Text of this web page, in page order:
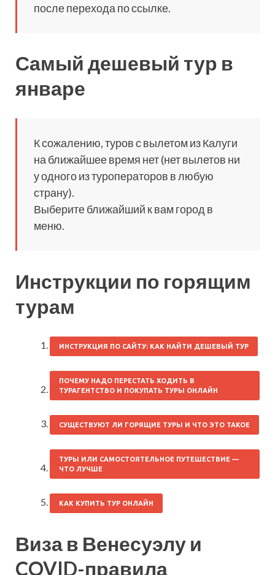
после перехода по ссылке.
Самый дешевый тур в
январе
К сожалению, туров с вылетом из Калуги
на ближайшее время нет (нет вылетов ни
у одного из туроператоров в любую
страну).
Выберите ближайший к вам город в
меню.
Инструкции по горящим
турам
ИНСТРУКЦИЯ ПО САЙТУ: КАК НАЙТИ ДЕШЕВЫЙ ТУР
ПОЧЕМУ НАДО ПЕРЕСТАТЬ ХОДИТЬ В
ТУРАГЕНТСТВО И ПОКУПАТЬ ТУРЫ ОНЛАЙН
СУЩЕСТВУЮТ ЛИ ГОРЯЩИЕ ТУРЫ И ЧТО ЭТО ТАКОЕ
ТУРЫ ИЛИ САМОСТОЯТЕЛЬНОЕ ПУТЕШЕСТВИЕ —
ЧТО ЛУЧШЕ
КАК КУПИТЬ ТУР ОНЛАЙН
Виза в Венесуэлу и
COVID-правила